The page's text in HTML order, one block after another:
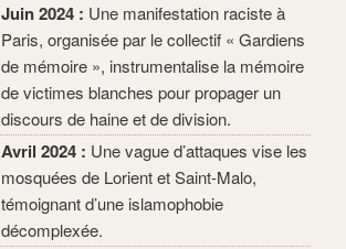
Juin 2024 : Une manifestation raciste à
Paris, organisée par le collectif « Gardiens
de mémoire », instrumentalise la mémoire
de victimes blanches pour propager un
discours de haine et de division.
Avril 2024 : Une vague d’attaques vise les
mosquées de Lorient et Saint-Malo,
témoignant d’une islamophobie
décomplexée.